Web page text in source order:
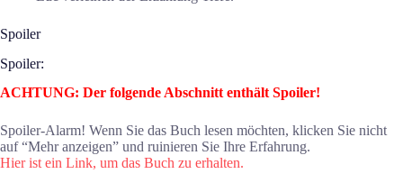
Spoiler
Spoiler:
ACHTUNG: Der folgende Abschnitt enthält Spoiler!
Spoiler-Alarm! Wenn Sie das Buch lesen möchten, klicken Sie nicht
auf “Mehr anzeigen” und ruinieren Sie Ihre Erfahrung.
Hier ist ein Link, um das Buch zu erhalten.